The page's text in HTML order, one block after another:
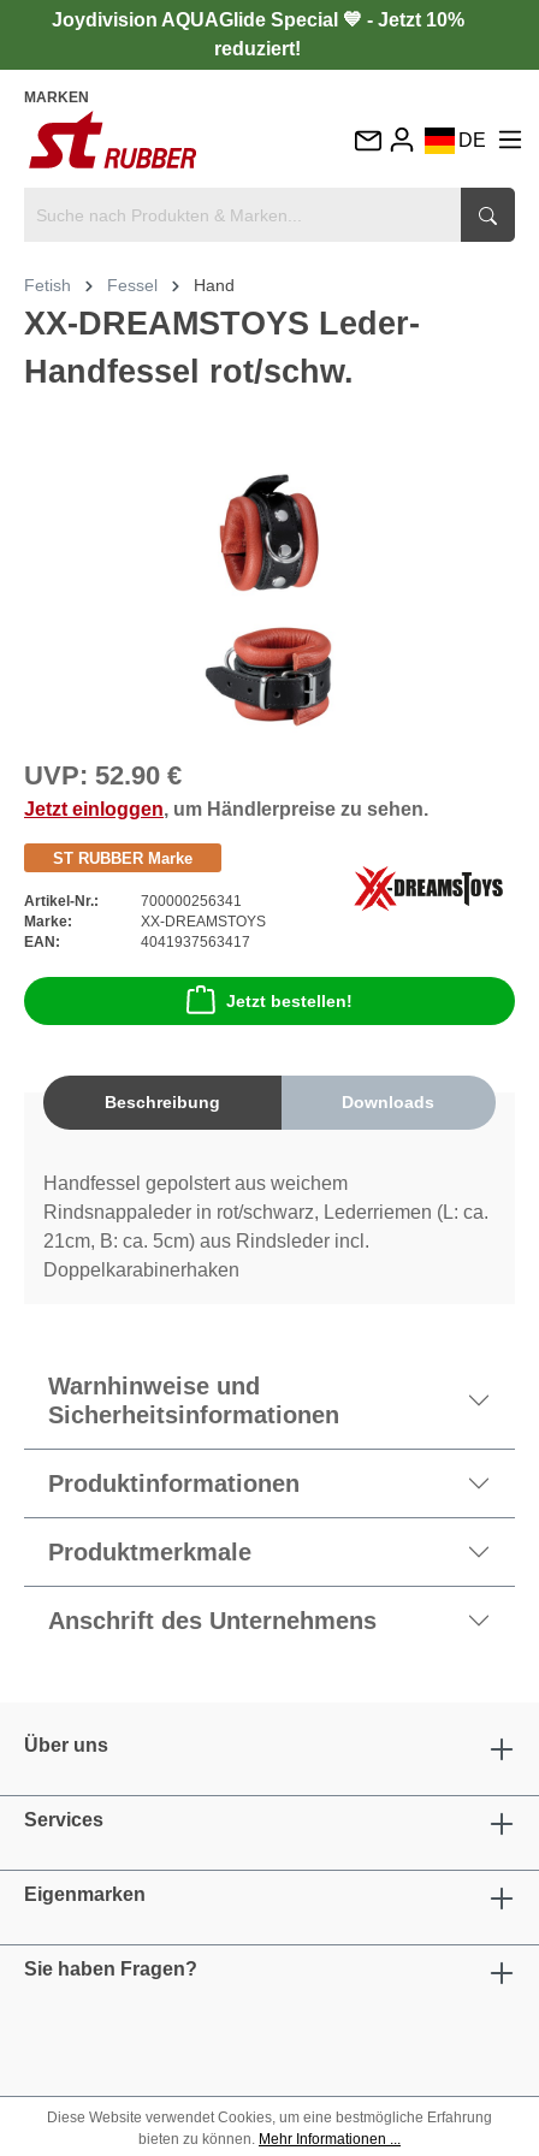
Joydivision AQUAGlide Special 💙 - Jetzt 10%
reduziert!
MARKEN
DE
IT
Fetish Fessel Hand
XX-DREAMSTOYS Leder-
Handfessel rot/schw.
UVP: 52.90 €
Jetzt einloggen, um Händlerpreise zu sehen.
ST RUBBER Marke
Artikel-Nr.:
700000256341
Marke:
XX-DREAMSTOYS
EAN:
4041937563417
Jetzt bestellen!
Beschreibung Downloads
Handfessel gepolstert aus weichem
Rindsnappaleder in rot/schwarz, Lederriemen (L: ca.
21cm, B: ca. 5cm) aus Rindsleder incl.
Doppelkarabinerhaken
Warnhinweise und
Sicherheitsinformationen
Produktinformationen
Produktmerkmale
Anschrift des Unternehmens
Über uns
Services
Eigenmarken
Sie haben Fragen?
Diese Website verwendet Cookies, um eine bestmögliche Erfahrung
bieten zu können. Mehr Informationen ...